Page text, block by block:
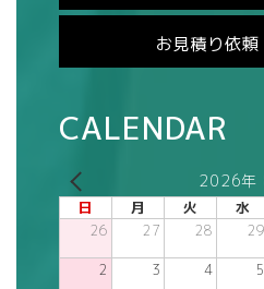
お見積り依頼
CALENDAR
2026年
日 月 火 水
26 27 28 29
2 3 4 5